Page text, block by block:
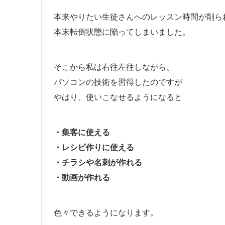
本来やりたい生徒さんへのレッスン時間が削ら
本末転倒状態に陥ってしまいました。
そこから私は右往左往しながら、
パソコンの技術を習得したのですが
やはり、使いこなせるようになると
・集客に使える
・レシピ作りに使える
・チラシや名刺が作れる
・動画が作れる
色々できるようになります。